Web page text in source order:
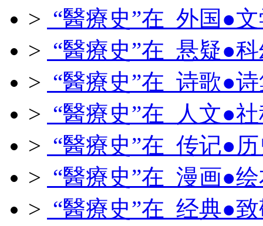
> “醫療史”在 外国●
> “醫療史”在 悬疑●
> “醫療史”在 诗歌●
> “醫療史”在 人文●
> “醫療史”在 传记●
> “醫療史”在 漫画●
> “醫療史”在 经典●